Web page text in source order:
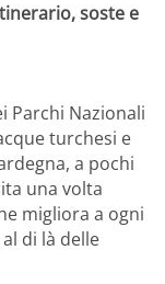
soste e
Parchi Nazionali
turchesi e
a pochi
una volta
migliora a ogni
di là delle